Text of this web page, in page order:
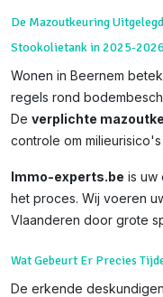
De Mazoutkeuring
Stookolietank in 2025-2026
Wonen in Beernem
regels rond
De verplichte
controle om
Immo-experts.be is uw
het proces. Wij voeren
Vlaanderen door grote
Wat Gebeurt Er Precies
De erkende